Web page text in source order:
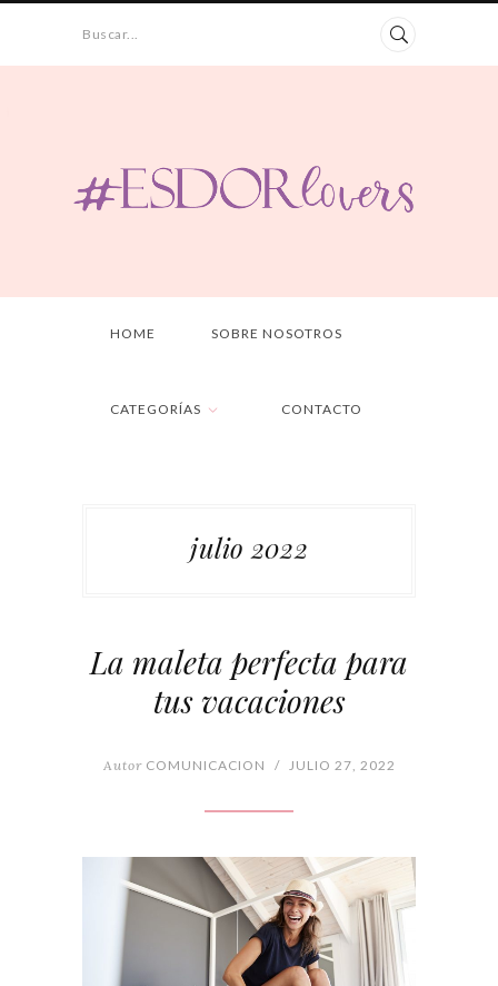
Buscar...
HOME SOBRE NOSOTROS
CATEGORÍAS CONTACTO
julio 2022
La maleta perfecta para
tus vacaciones
AutorCOMUNICACION / JULIO 27, 2022